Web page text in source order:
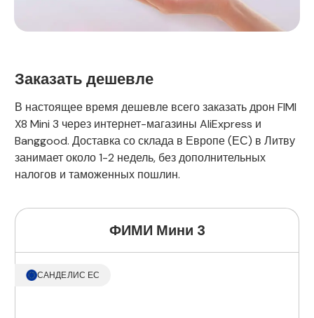
Заказать дешевле
В настоящее время дешевле всего заказать дрон FIMI
X8 Mini 3 через интернет-магазины AliExpress и
Banggood. Доставка со склада в Европе (ЕС) в Литву
занимает около 1-2 недель, без дополнительных
налогов и таможенных пошлин.
ФИМИ Мини 3
САНДЕЛИС ЕС